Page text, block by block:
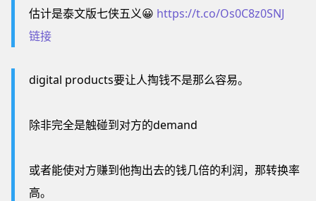
估计是泰文版七侠五义😀 https://t.co/Os0C8z0SNJ
链接
digital products要让人掏钱不是那么容易。
除非完全是触碰到对方的demand
或者能使对方赚到他掏出去的钱几倍的利润，那转换率
高。